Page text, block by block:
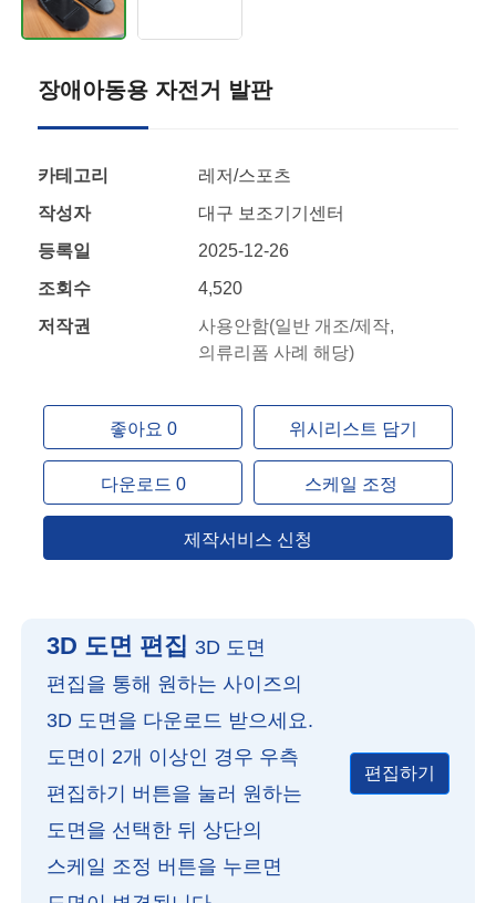
장애아동용 자전거 발판
카테고리
레저/스포츠
작성자
대구 보조기기센터
등록일
2025-12-26
조회수
4,520
저작권
사용안함(일반 개조/제작,
의류리폼 사례 해당)
좋아요 0 위시리스트 담기
다운로드 0 스케일 조정
제작서비스 신청
3D 도면 편집 3D 도면
편집을 통해 원하는 사이즈의
3D 도면을 다운로드 받으세요.
도면이 2개 이상인 경우 우측
편집하기 버튼을 눌러 원하는
도면을 선택한 뒤 상단의
스케일 조정 버튼을 누르면
편집하기